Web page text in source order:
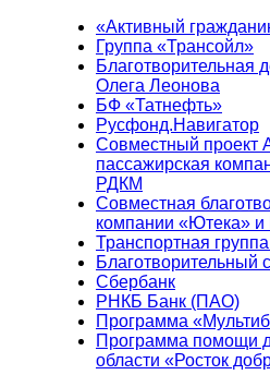
«Активный
Группа «Трансойл»
Благотворительная
Олега Леонова
БФ «Татнефть»
Русфонд.Навигатор
Совместный проект
пассажирская
РДКМ
Совместная
компании «Ютека»
Транспортная
Благотворительный
Сбербанк
РНКБ Банк (ПАО)
Программа
Программа помощи
области «Росток